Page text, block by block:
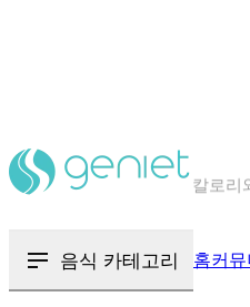
혈당 ·
음식 카테고리 홈커뮤